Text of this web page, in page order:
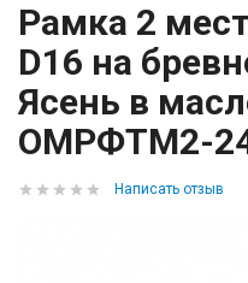
Рамка 2
D16 на
Ясень в
ОМРФТМ2-
Написать отзыв